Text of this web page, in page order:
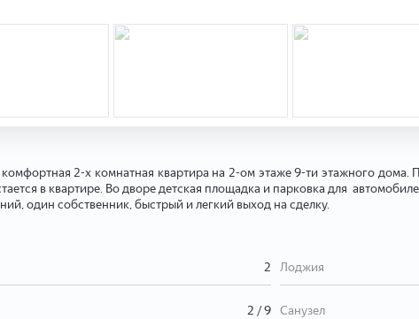
2-х комнатная квартира на 2-ом этаже 9-ти этажного
в квартире. Во дворе детская площадка и парковка для
один собственник, быстрый и легкий выход на сделку.
2 Лоджия
2 / 9 Санузел